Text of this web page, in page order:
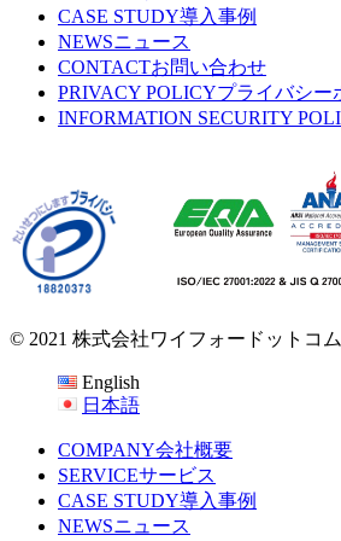
CASE STUDY導入事例
NEWSニュース
CONTACTお問い合わせ
PRIVACY POLICYプライバシー
INFORMATION SECURITY
© 2021 株式会社ワイフォードットコム
English
日本語
COMPANY会社概要
SERVICEサービス
CASE STUDY導入事例
NEWSニュース